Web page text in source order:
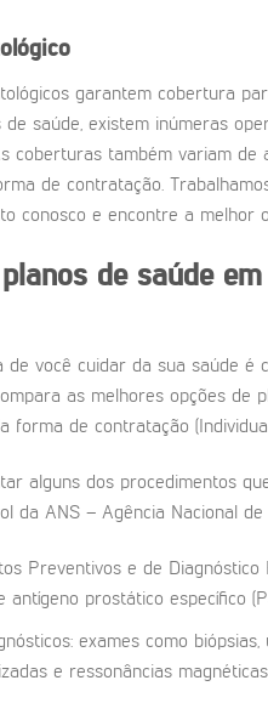
garantem cobertura
de saúde, existem inúmeras
coberturas também variam de
de contratação.
conosco e encontre a melhor
de saúde em
de você cuidar da sua saúde é
as melhores opções de
forma de contratação
alguns dos procedimentos
da ANS – Agência Nacional de
Preventivos e de Diagnóstico
antígeno prostático específico
exames como
e ressonâncias magnéticas